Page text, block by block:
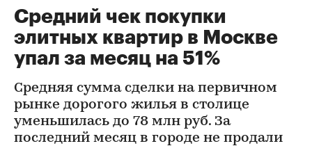
Средний чек покупки
элитных квартир в Москве
упал за месяц на 51%
Средняя сумма сделки на первичном
рынке дорогого жилья в столице
уменьшилась до 78 млн руб. За
последний месяц в городе не продали